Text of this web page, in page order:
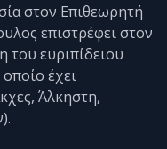
στον Επιθεωρητή
επιστρέφει στον
του ευριπίδειου
έχει
Άλκηστη,